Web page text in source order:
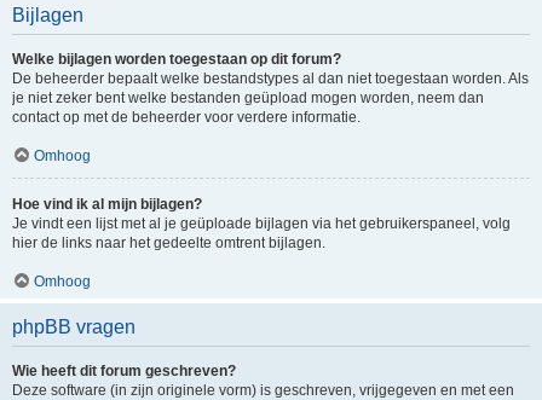
Bijlagen
Welke bijlagen worden toegestaan op dit forum?
De beheerder bepaalt welke bestandstypes al dan niet toegestaan worden. Als
je niet zeker bent welke bestanden geüpload mogen worden, neem dan
contact op met de beheerder voor verdere informatie.
Omhoog
Hoe vind ik al mijn bijlagen?
Je vindt een lijst met al je geüploade bijlagen via het gebruikerspaneel, volg
hier de links naar het gedeelte omtrent bijlagen.
Omhoog
phpBB vragen
Wie heeft dit forum geschreven?
Deze software (in zijn originele vorm) is geschreven, vrijgegeven en met een